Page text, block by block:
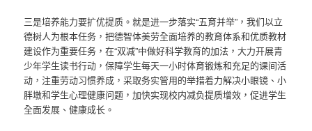
三是培养能力要扩优提质。就是进一步落实“五育并举”，我们以立
德树人为根本任务，把德智体美劳全面培养的教育体系和优质教材
建设作为重要任务，在“双减”中做好科学教育的加法，大力开展青
少年学生读书行动，保障学生每天一小时体育锻炼和充足的课间活
动，注重劳动习惯养成，采取务实管用的举措着力解决小眼镜、小
胖墩和学生心理健康问题，加快实现校内减负提质增效，促进学生
全面发展、健康成长。